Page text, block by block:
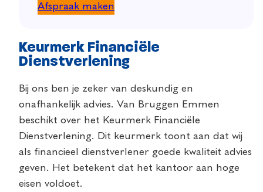
Afspraak maken
Keurmerk Financiële
Dienstverlening
Bij ons ben je zeker van deskundig en
onafhankelijk advies. Van Bruggen Emmen
beschikt over het Keurmerk Financiële
Dienstverlening. Dit keurmerk toont aan dat wij
als financieel dienstverlener goede kwaliteit advies
geven. Het betekent dat het kantoor aan hoge
eisen voldoet.